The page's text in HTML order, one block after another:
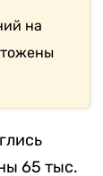
на
65 тыс.